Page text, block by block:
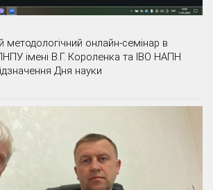
методологічний онлайн-семінар в
імені В.Г. Короленка та ІВО НАПН
Дня науки